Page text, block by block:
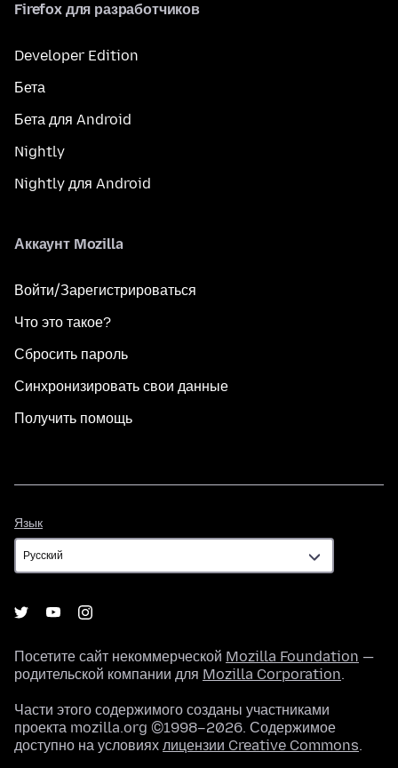
Firefox для разработчиков
Developer Edition
Бета
Бета для Android
Nightly
Nightly для Android
Аккаунт Mozilla
Войти/Зарегистрироваться
Что это такое?
Сбросить пароль
Синхронизировать свои данные
Получить помощь
Язык
Посетите сайт некоммерческой Mozilla Foundation —
родительской компании для Mozilla Corporation.
Части этого содержимого созданы участниками
проекта mozilla.org ©1998–2026. Содержимое
доступно на условиях лицензии Creative Commons.